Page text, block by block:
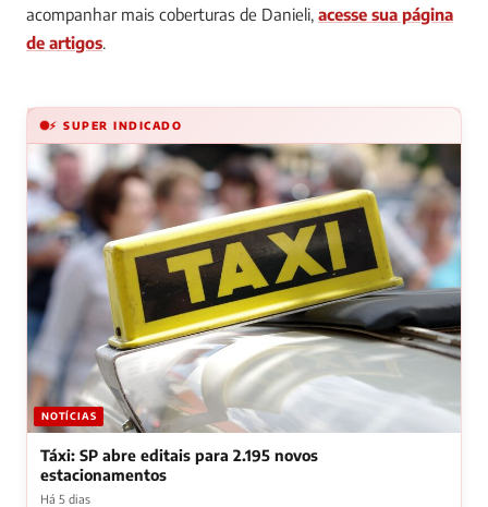
acompanhar mais coberturas de Danieli, acesse sua página
de artigos.
⚡ SUPER INDICADO
NOTÍCIAS
Táxi: SP abre editais para 2.195 novos
estacionamentos
Há 5 dias